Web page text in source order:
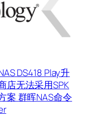
DS418 Play升
店无法采用SPK
案 群晖NAS命令